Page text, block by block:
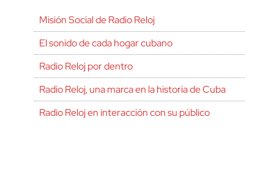
Misión Social de Radio Reloj
El sonido de cada hogar cubano
Radio Reloj por dentro
Radio Reloj, una marca en la historia de Cuba
Radio Reloj en interacción con su público